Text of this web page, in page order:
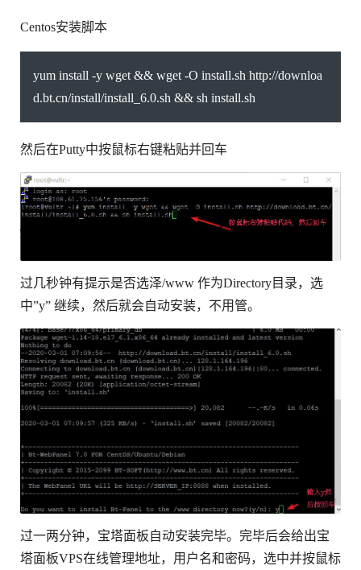
Centos安装脚本
yum install -y wget && wget -O install.sh http://downloa
d.bt.cn/install/install_6.0.sh && sh install.sh
然后在Putty中按鼠标右键粘贴并回车
过几秒钟有提示是否选泽/www 作为Directory目录，选
中”y” 继续，然后就会自动安装，不用管。
过一两分钟，宝塔面板自动安装完毕。完毕后会给出宝
塔面板VPS在线管理地址，用户名和密码，选中并按鼠标